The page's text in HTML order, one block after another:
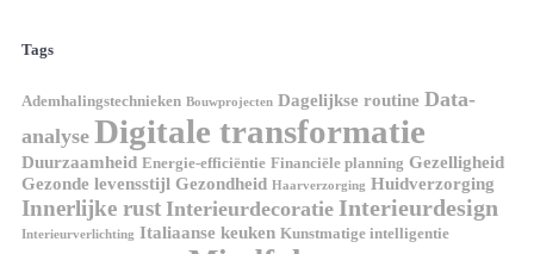
Tags
Ademhalingstechnieken Bouwprojecten Dagelijkse routine Data-
analyse Digitale transformatie
Duurzaamheid Energie-efficiëntie Financiële planning Gezelligheid
Gezonde levensstijl Gezondheid Haarverzorging Huidverzorging
Innerlijke rust Interieurdecoratie Interieurdesign
Interieurverlichting Italiaanse keuken Kunstmatige intelligentie